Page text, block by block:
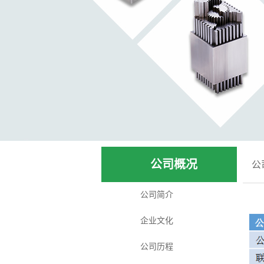
公司概况
公司简介
企业文化
公司历程
公